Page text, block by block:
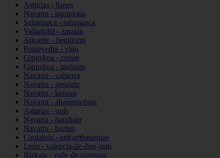
Asturias - llanes
Navarra - pamplona
Salamanca - salamanca
Valladolid - zaratán
Alicante - benidorm
Pontevedra - vigo
Gipuzkoa - zerain
Gipuzkoa - andoain
Navarra - valtierra
Navarra - gesalatz
Navarra - larraun
Navarra - abaurrea-baja
Asturias - onís
Navarra - barañain
Navarra - baztan
Cantabria - entrambasaguas
León - valencia-de-don-juan
Bizkaia - valle-de-carranza